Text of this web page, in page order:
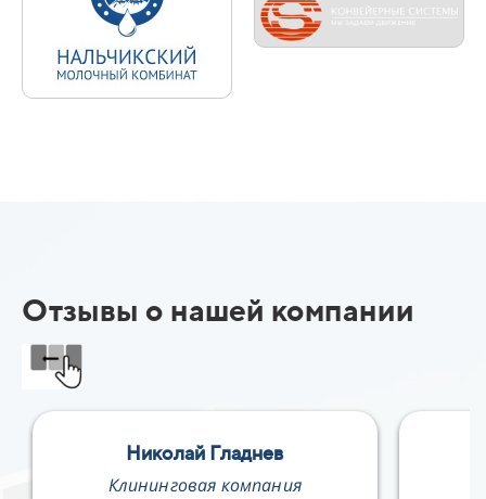
Отзывы о нашей компании
Николай Гладнев
Клининговая компания